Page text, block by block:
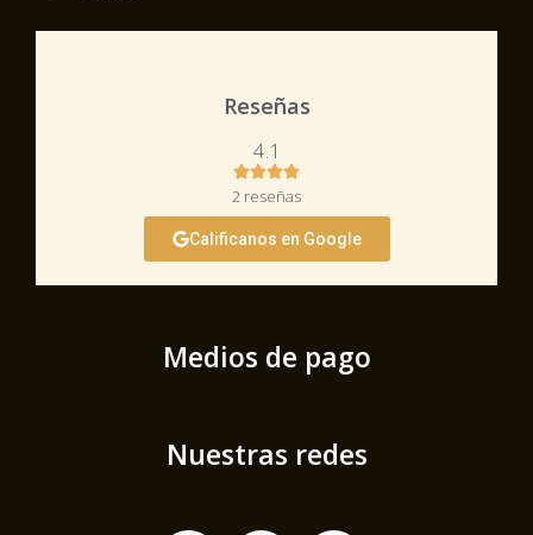
Reseñas
4.1
2 reseñas
Calificanos en Google
Medios de pago
Nuestras redes
f